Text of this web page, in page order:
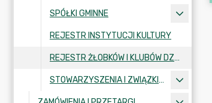
SPÓŁKI GMINNE
REJESTR INSTYTUCJI KULTURY
REJESTR ŻŁOBKÓW I KLUBÓW DZIECIĘCYCH
STOWARZYSZENIA I ZWIĄZKI MIĘDZYGMINNE